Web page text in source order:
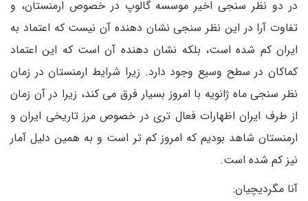
در دو نظر سنجی اخیر موسسه گالوپ در خصوص ارمنستان، و
تفاوت آرا در این نظر سنجی نشان دهنده آن نیست که اعتماد به
ایران کم شده است، بلکه نشان دهنده آن است که این اعتماد
کماکان در سطح وسیع وجود دارد. زیرا شرایط ارمنستان در زمان
نظر سنجی ماه ژانویه با امروز بسیار فرق می کند، زیرا در آن زمان
از طرف ایران اظهارات فعال تری در خصوص مرز تاریخی ایران و
ارمنستان شاهد بودیم که امروز کم تر است و به همین دلیل آمار
نیز کم شده است.
آنا مگردیچیان: